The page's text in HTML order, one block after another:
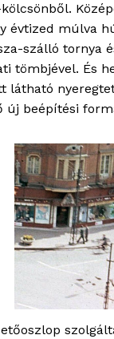
évtized múlva
szálló tornya
tömbjével. És
látható
új beépítési